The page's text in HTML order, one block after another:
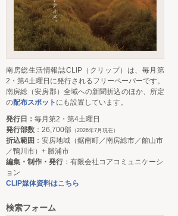
南房総生活情報誌CLIP（クリップ）は、毎月第
2・第4土曜日に発行されるフリーペーパーです。
南房総（安房郡）全域への新聞折込のほか、所定
の配布スポット にも設置しています。
発行日： 毎月第2・第4土曜日
発行部数 ：26,700部 （2026年7月現在）
折込範囲 ：安房地域（鋸南町／南房総市／館山市
／鴨川市）+ 勝浦市
編集・制作・発行：有限会社コアコミュニケーシ
ョン
CLIP媒体資料はこちら
検索フォーム